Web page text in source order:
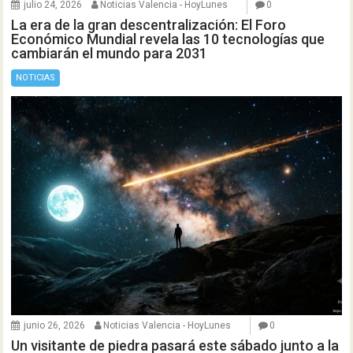
julio 24, 2026 Noticias Valencia - HoyLunes 0
La era de la gran descentralización: El Foro
Económico Mundial revela las 10 tecnologías que
cambiarán el mundo para 2031
NOTICIAS
junio 26, 2026 Noticias Valencia - HoyLunes 0
Un visitante de piedra pasará este sábado junto a la